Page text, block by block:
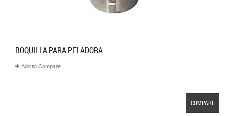
BOQUILLA PARA PELADORA...
Add to Compare
COMPARE